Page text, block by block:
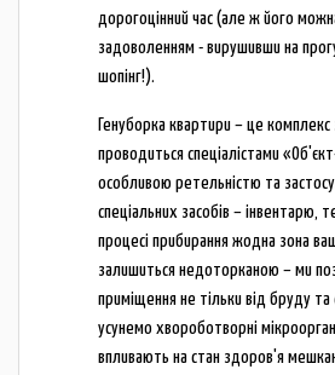
дорогоцінний час (але ж його
задоволенням - вирушивши на
шопінг!).
Генуборка квартири – це комплекс
проводиться спеціалістами
особливою ретельністю та
спеціальних засобів – інвентарю,
процесі прибирання жодна зона
залишиться недоторканою – ми
приміщення не тільки від бруду та
усунемо хвороботворні
впливають на стан здоров'я